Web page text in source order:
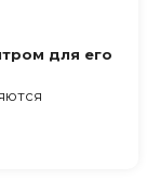
для его